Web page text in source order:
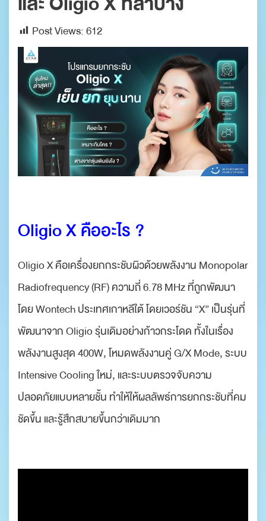
Post Views:612
Oligio X คืออะไร ?
Oligio X คือเครื่องยกกระชับผิวด้วยพลังงาน Monopolar
Radiofrequency (RF) ความถี่ 6.78 MHz ที่ถูกพัฒนา
โดย Wontech ประเทศเกาหลีใต้ โดยเวอร์ชัน “X” เป็นรุ่นที่
พัฒนาจาก Oligio รุ่นเดิมอย่างก้าวกระโดด ทั้งในเรื่อง
พลังงานสูงสุด 400W, โหมดพลังงานคู่ G/X Mode, ระบบ
Intensive Cooling ใหม่, และระบบตรวจจับความ
ปลอดภัยแบบหลายชั้น ทำให้ให้ผลลัพธ์การยกกระชับที่คม
ชัดขึ้น และรู้สึกสบายขึ้นกว่าเดิมมาก